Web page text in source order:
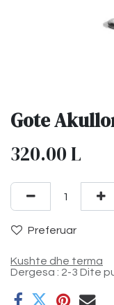
Gote
320.00L
Preferuar
Kushte dhe terma
Dergesa : 2-3 Dite